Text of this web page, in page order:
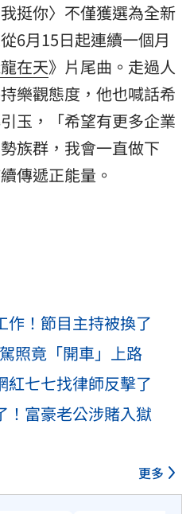
挺你〉不僅獲選為全新
6月15日起連續一個月
在天》片尾曲。走過人
樂觀態度，他也喊話希
玉，「希望有更多企業
族群，我會一直做下
傳遞正能量。
作！節目主持被換了
照竟「開車」上路
紅七七找律師反擊了
！富豪老公涉賭入獄
更多